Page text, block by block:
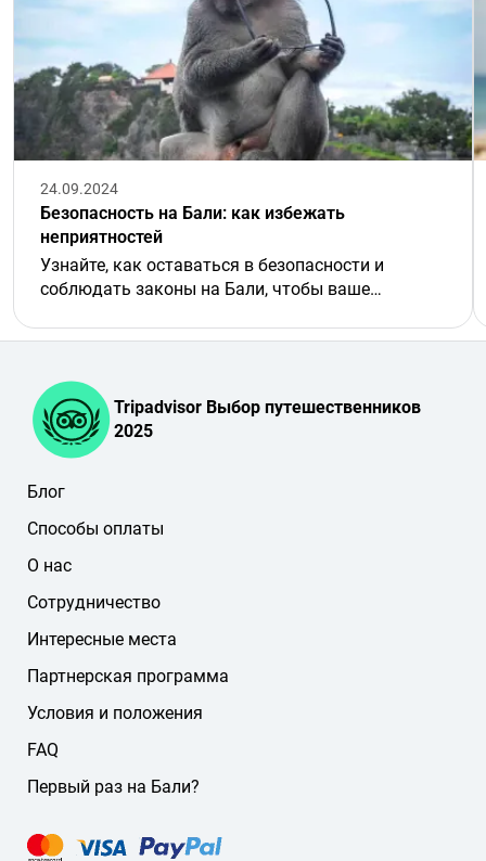
Безопасность на Бали: как избежать
неприятностей
24.09.2024
Узнайте, как оставаться в безопасности и
соблюдать законы на Бали, чтобы ваше
Tripadvisor Выбор путешественников
2025
Блог
Способы оплаты
О нас
Сотрудничество
Интересные места
Партнерская программа
Условия и положения
FAQ
Первый раз на Бали?